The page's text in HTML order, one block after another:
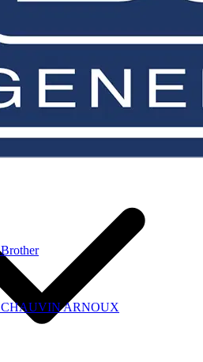
Brother
CHAUVIN ARNOUX